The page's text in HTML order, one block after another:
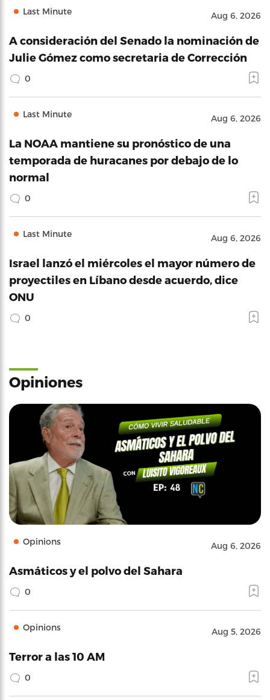
Last Minute Aug 6, 2026
A consideración del Senado la nominación de
Julie Gómez como secretaria de Corrección
0
Last Minute Aug 6, 2026
La NOAA mantiene su pronóstico de una
temporada de huracanes por debajo de lo
normal
0
Last Minute Aug 6, 2026
Israel lanzó el miércoles el mayor número de
proyectiles en Líbano desde acuerdo, dice
ONU
0
Opiniones
Opinions Aug 6, 2026
Asmáticos y el polvo del Sahara
0
Opinions Aug 5, 2026
Terror a las 10 AM
0